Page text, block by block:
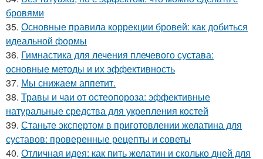
бровями
35. Основные правила коррекции бровей: как добиться
идеальной формы
36. Гимнастика для лечения плечевого сустава:
основные методы и их эффективность
37. Мы снижаем аппетит.
38. Травы и чаи от остеопороза: эффективные
натуральные средства для укрепления костей
39. Станьте экспертом в приготовлении желатина для
суставов: проверенные рецепты и советы
40. Отличная идея: как пить желатин и сколько дней для